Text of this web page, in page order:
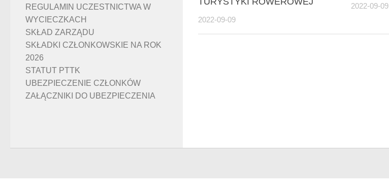
2022-09-09
2022-09-09
REGULAMIN UCZESTNICTWA W
WYCIECZKACH
SKŁAD ZARZĄDU
SKŁADKI CZŁONKOWSKIE NA ROK
2026
STATUT PTTK
UBEZPIECZENIE CZŁONKÓW
ZAŁĄCZNIKI DO UBEZPIECZENIA